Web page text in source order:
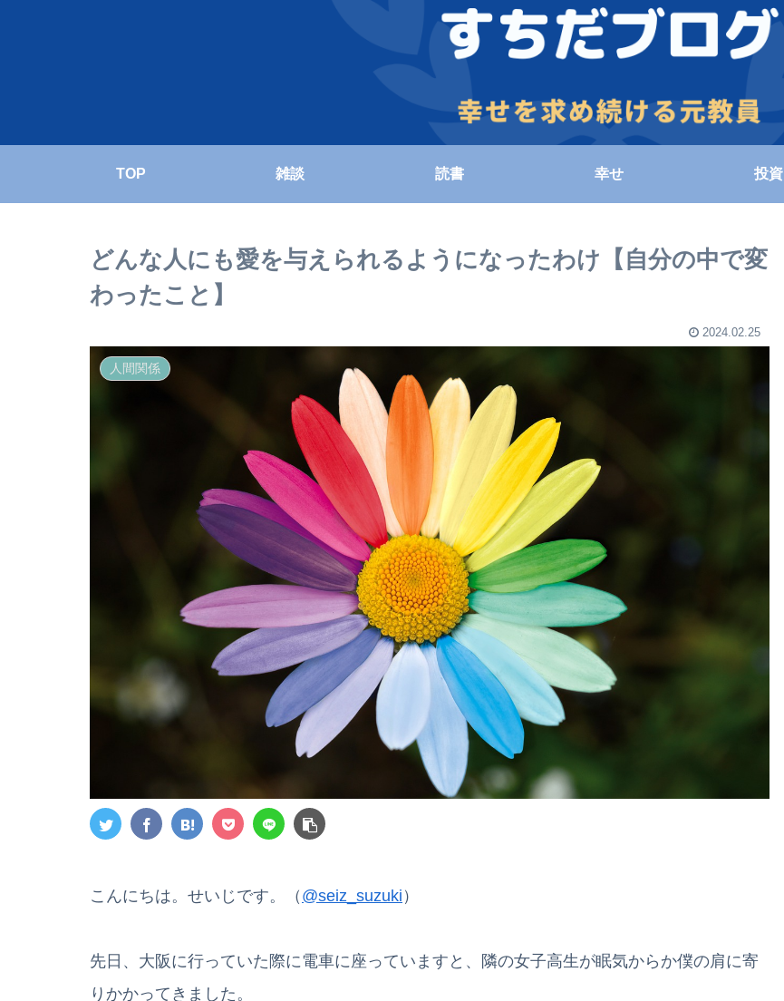
TOP 雑談 読書 幸せ 投資
どんな人にも愛を与えられるようになったわけ【自分の中で変
わったこと】
2024.02.25
人間関係
こんにちは。せいじです。（ @seiz_suzuki ）
先日、大阪に行っていた際に電車に座っていますと、隣の女子高生が眠気からか僕の肩に寄
りかかってきました。